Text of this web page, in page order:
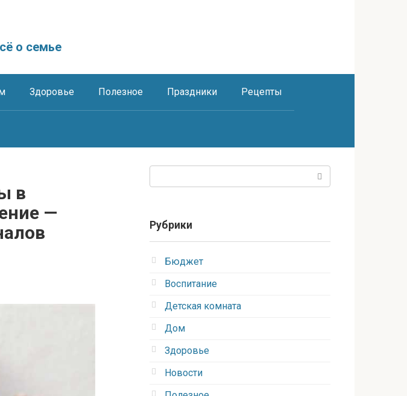
о семье
Здоровье Полезное Праздники Рецепты
в
—
Рубрики
Бюджет
Воспитание
Детская комната
Дом
Здоровье
Новости